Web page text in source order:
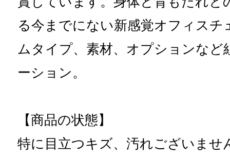
る今までにない新感覚オフィスチ
ムタイプ、素材、オプションなど
ーション。
【商品の状態】
特に目立つキズ、汚れございませ